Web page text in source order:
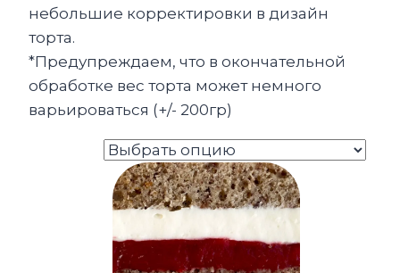
небольшие корректировки в дизайн
торта.
*Предупреждаем, что в окончательной
обработке вес торта может немного
варьироваться (+/- 200гр)